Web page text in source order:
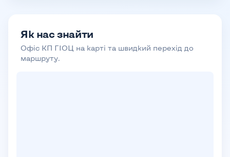
Як нас знайти
Офіс КП ГІОЦ на карті та швидкий перехід до
маршруту.